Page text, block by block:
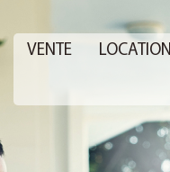
VENTE LOCATION